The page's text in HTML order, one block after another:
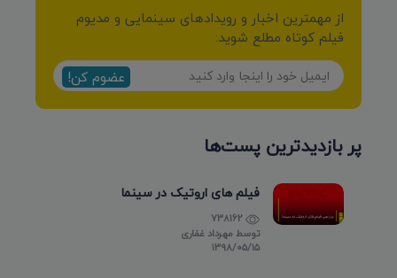
از مهمترین اخبار و رویدادهای سینمایی و مدیوم
فیلم کوتاه مطلع شوید:
عضوم کن!
پر بازدیدترین پست‌ها
فیلم های اروتیک در سینما
توسط مهرداد غفاری
۱۳۹۸/۰۵/۱۵